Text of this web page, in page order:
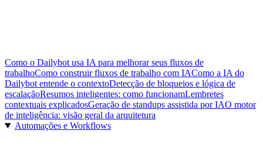
Como o Dailybot usa IA para melhorar seus fluxos de
trabalhoComo construir fluxos de trabalho com IAComo a IA do
Dailybot entende o contextoDetecção de bloqueios e lógica de
escalaçãoResumos inteligentes: como funcionamLembretes
contextuais explicadosGeração de standups assistida por IAO motor
de inteligência: visão geral da arquitetura
Automações e Workflows